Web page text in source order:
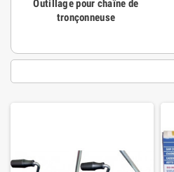
Outillage pour chaîne de
tronçonneuse